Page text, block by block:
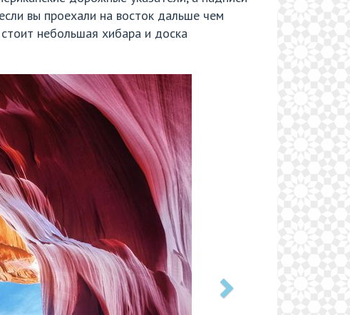
вы проехали на восток дальше чем
небольшая хибара и доска